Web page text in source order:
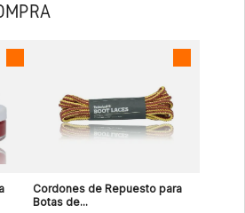
Cordones de Repuesto para
Botas de...